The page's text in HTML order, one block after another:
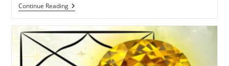
Continue Readingशीघ्र
विवाह
अचूक
उपाय:
ज्योतिष
आधारित
सरल